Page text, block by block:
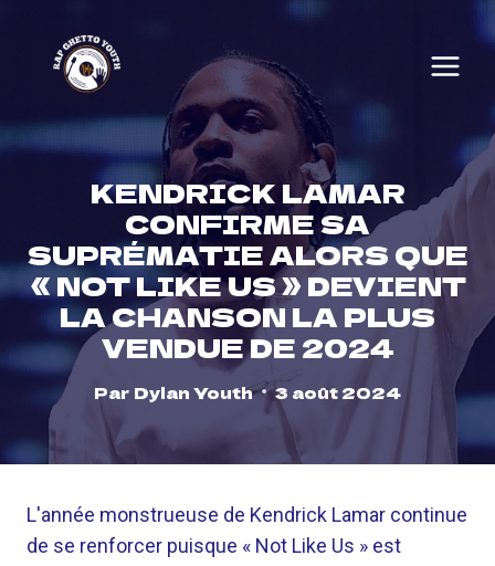
content
KENDRICK LAMAR
CONFIRME SA
SUPRÉMATIE ALORS QUE
« NOT LIKE US » DEVIENT
LA CHANSON LA PLUS
VENDUE DE 2024
Par Dylan Youth 3 août 2024
L'année monstrueuse de Kendrick Lamar continue
de se renforcer puisque « Not Like Us » est